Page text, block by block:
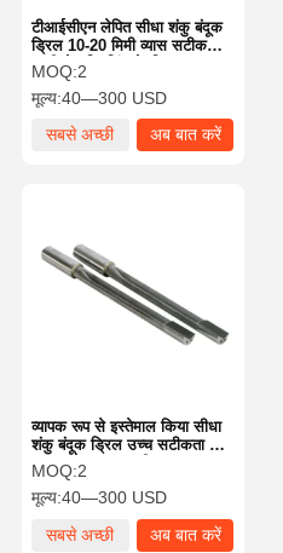
टीआईसीएन लेपित सीधा शंकु बंदूक
ड्रिल 10-20 मिमी व्यास सटीक
गहरी छेद ड्रिलिंग के लिए
MOQ:2
मूल्य:40—300 USD
सबसे अच्छी
अब बात करें
व्यापक रूप से इस्तेमाल किया सीधा
शंकु बंदूक ड्रिल उच्च सटीकता के
साथ लंबे उपकरण जीवन
MOQ:2
मूल्य:40—300 USD
सबसे अच्छी
अब बात करें